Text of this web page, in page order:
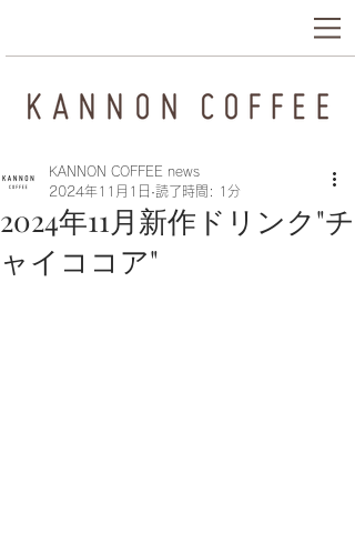
2024年11月新作ドリンク"チ
ャイココア"
KANNON COFFEE news
2024年11月1日 読了時間: 1分